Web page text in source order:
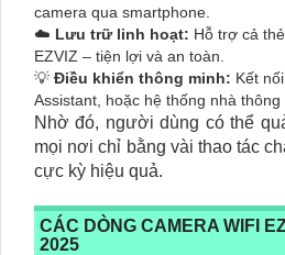
camera qua smartphone.
☁️ Lưu trữ linh hoạt: Hỗ trợ cả
EZVIZ – tiện lợi và an toàn.
💡 Điều khiển thông minh: Kết
Assistant, hoặc hệ thống nhà thông
Nhờ đó, người dùng có thể
mọi nơi chỉ bằng vài thao tác
cực kỳ hiệu quả.
CÁC DÒNG CAMERA WIFI
2025